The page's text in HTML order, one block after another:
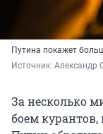
Путина покажет
Источник: Александр
За несколько
боем